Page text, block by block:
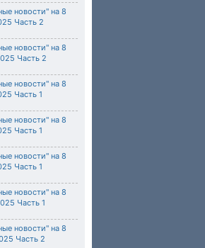
новости" на 8
Часть 2
новости" на 8
Часть 2
новости" на 8
Часть 1
новости" на 8
Часть 1
новости" на 8
Часть 1
новости" на 8
Часть 1
новости" на 8
Часть 2